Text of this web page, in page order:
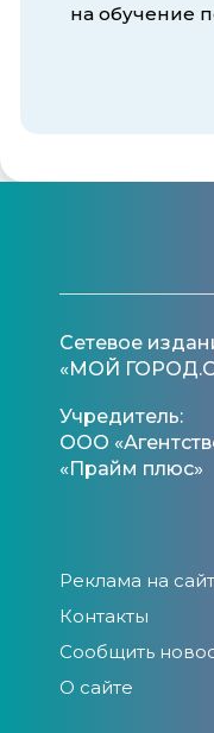
на обучение
Сетевое
«МОЙ
Учредитель:
ООО
«Прайм плюс»
Реклама на
Контакты
Сообщить
О сайте